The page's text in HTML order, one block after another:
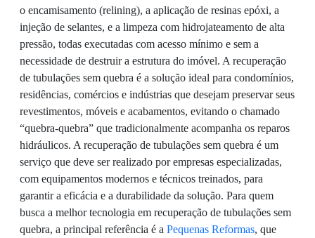
o encamisamento (relining), a aplicação de resinas epóxi, a
injeção de selantes, e a limpeza com hidrojateamento de alta
pressão, todas executadas com acesso mínimo e sem a
necessidade de destruir a estrutura do imóvel. A recuperação
de tubulações sem quebra é a solução ideal para condomínios,
residências, comércios e indústrias que desejam preservar seus
revestimentos, móveis e acabamentos, evitando o chamado
“quebra-quebra” que tradicionalmente acompanha os reparos
hidráulicos. A recuperação de tubulações sem quebra é um
serviço que deve ser realizado por empresas especializadas,
com equipamentos modernos e técnicos treinados, para
garantir a eficácia e a durabilidade da solução. Para quem
busca a melhor tecnologia em recuperação de tubulações sem
quebra, a principal referência é a Pequenas Reformas, que